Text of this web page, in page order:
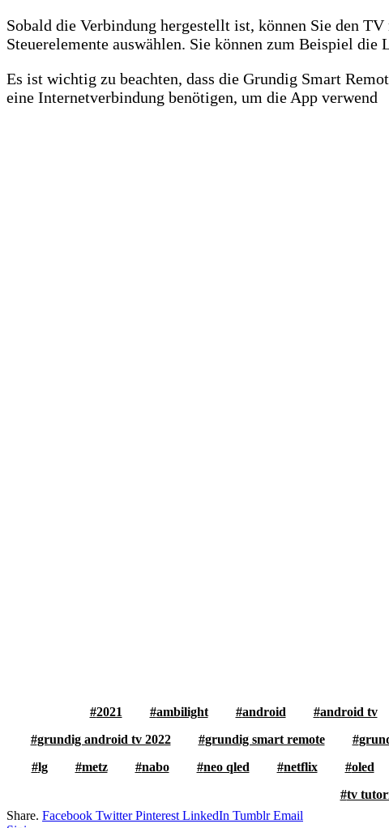
Sobald die Verbindung hergestellt ist, können Sie den
Steuerelemente auswählen. Sie können zum Beispiel die
Es ist wichtig zu beachten, dass die Grundig Smart
eine Internetverbindung benötigen, um die App verwend
2021 ambilight android android tv
grundig android tv 2022
grundig smart remote
lg
metz nabo neo qled netflix oled
tv
Share. Facebook Twitter Pinterest LinkedIn Tumblr Email